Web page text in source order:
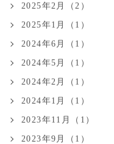
2025年2月（2）
2025年1月（1）
2024年6月（1）
2024年5月（1）
2024年2月（1）
2024年1月（1）
2023年11月（1）
2023年9月（1）